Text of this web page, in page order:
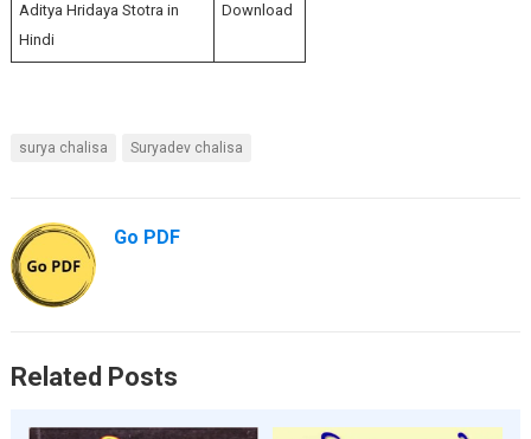
Aditya Hridaya Stotra in
Hindi
Download
surya chalisa Suryadev chalisa
Go PDF
Related Posts